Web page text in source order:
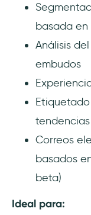
basada
Análisis
embudos
tendencias
Correos
basados
beta)
Ideal para: